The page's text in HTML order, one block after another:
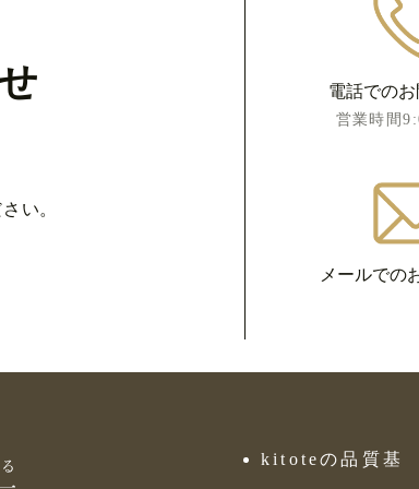
い。
電話での
営業時間
メールでの
kitoteの品質基